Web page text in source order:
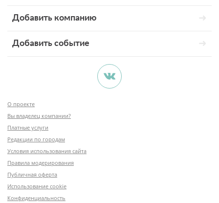
Добавить компанию
Добавить событие
О проекте
Вы владелец компании?
Платные услуги
Редакции по городам
Условия использования сайта
Правила модерирования
Публичная оферта
Использование cookie
Конфиденциальность